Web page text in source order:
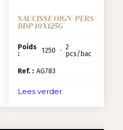
SAUCISSE OIGN-PERS
BDP 10X125G
Poids
:
1250 • 2
pcs/bac
Ref. : AG783
Lees verder